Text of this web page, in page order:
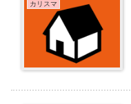
カリスマ